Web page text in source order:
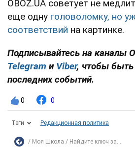
OBOZ.UA советует не
еще одну головоломку, но
соответствий на картинке.
Подписывайтесь на каналы
Telegram и Viber, чтобы быть
последних событий.
0 0
Теги Редакционная политика
Моя Школа Найдите ключ за...